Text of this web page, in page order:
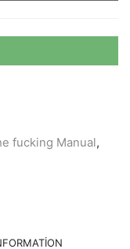
fucking Manual,